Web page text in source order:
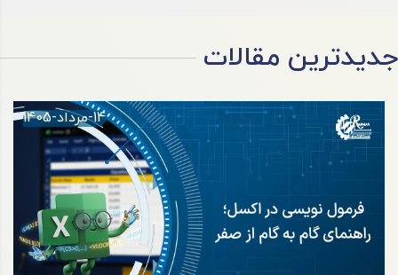
جدیدترین مقالات
14-مرداد-1405